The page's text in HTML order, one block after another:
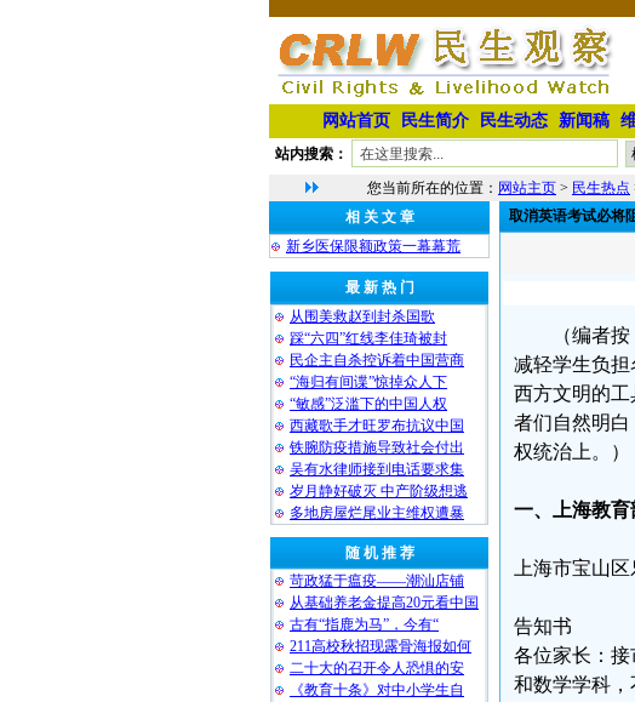
网站首页 民生简介 民生动态 新闻稿
站内搜索：
您当前所在的位置： 网站主页 > 民生热点
相 关 文 章
新乡医保限额政策一幕幕荒
最 新 热 门
从围美救赵到封杀国歌
踩“六四”红线李佳琦被封
民企主自杀控诉着中国营商
“海归有间谍”惊掉众人下
“敏感”泛滥下的中国人权
西藏歌手才旺罗布抗议中国
铁腕防疫措施导致社会付出
吴有水律师接到电话要求集
岁月静好破灭 中产阶级想逃
多地房屋烂尾业主维权遭暴
随 机 推 荐
苛政猛于瘟疫——潮汕店铺
从基础养老金提高20元看中国
古有“指鹿为马”，今有“
211高校秋招现露骨海报如何
二十大的召开令人恐惧的安
《教育十条》对中小学生自
取消英语考试必将
（编者
减轻学生负
西方文明的
者们自然明
权统治上。）
一、上海教
上海市宝山
告知书
各位家长：
和数学学科，